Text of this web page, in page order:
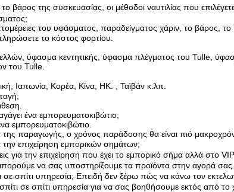
της συσκευασίας, οι μέθοδοι ναυτιλίας που
του υφάσματος, παραδείγματος χάριν, το
το κόστος φορτίου.
ύφασμα κεντητικής, ύφασμα πλέγματος του Tulle,
του Tulle.
Ιαπωνία, Κορέα, Κίνα, HK. , Ταϊβάν κ.λπ.
ένα εμπορευματοκιβώτιο;
εμπορευματοκιβώτιο.
της παραγωγής, ο χρόνος παράδοσης θα είναι πιό
την επιχείρηση εμπορικών σημάτων;
για την επιχείρηση που έχει το εμπορικό σήμα αλλά στο
να σας υποστηρίξουμε τα προϊόντα στην αγορά σας.
σπίτι υπηρεσία; Επειδή δεν ξέρω πώς να κάνω τον
σε σπίτι υπηρεσία για να σας βοηθήσουμε εκτός από